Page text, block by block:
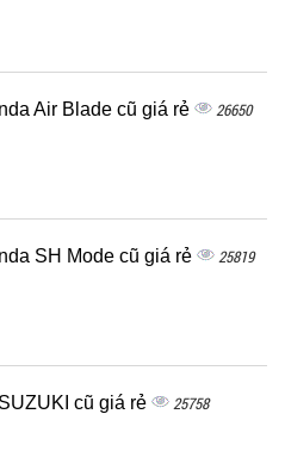
Air Blade cũ giá rẻ 26650
SH Mode cũ giá rẻ 25819
cũ giá rẻ 25758